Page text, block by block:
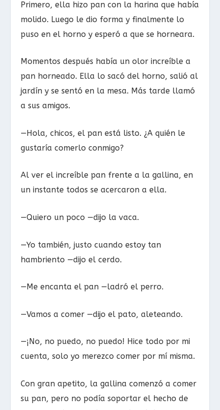
Primero, ella hizo pan con la harina que había
molido. Luego le dio forma y finalmente lo
puso en el horno y esperó a que se horneara.
Momentos después había un olor increíble a
pan horneado. Ella lo sacó del horno, salió al
jardín y se sentó en la mesa. Más tarde llamó
a sus amigos.
—Hola, chicos, el pan está listo. ¿A quién le
gustaría comerlo conmigo?
Al ver el increíble pan frente a la gallina, en
un instante todos se acercaron a ella.
—Quiero un poco —dijo la vaca.
—Yo también, justo cuando estoy tan
hambriento —dijo el cerdo.
—Me encanta el pan —ladró el perro.
—Vamos a comer —dijo el pato, aleteando.
—¡No, no puedo, no puedo! Hice todo por mi
cuenta, solo yo merezco comer por mí misma.
Con gran apetito, la gallina comenzó a comer
su pan, pero no podía soportar el hecho de